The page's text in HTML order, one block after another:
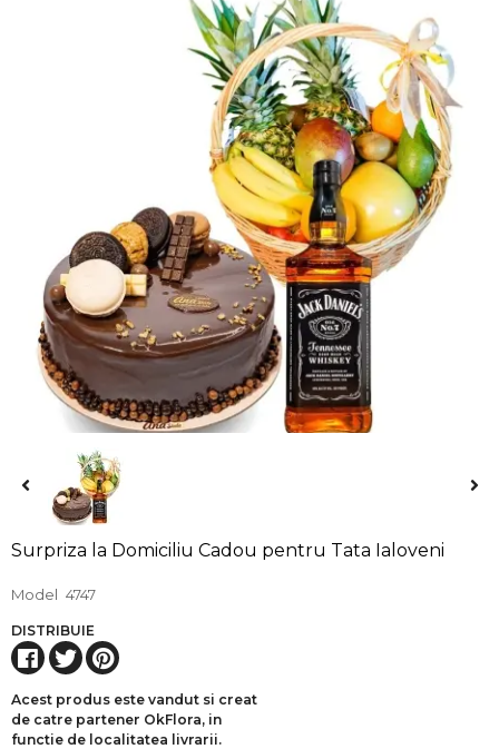
Surpriza la Domiciliu Cadou pentru Tata Ialoveni
Model 4747
DISTRIBUIE
Acest produs este vandut si creat
de catre partener OkFlora, in
functie de localitatea livrarii.